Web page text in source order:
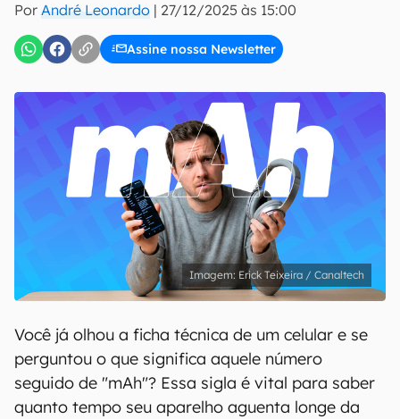
Por André Leonardo | 27/12/2025 às 15:00
Assine nossa Newsletter
inscreva-se
Uso e Política de Privacidade do Canaltech.
Erick Teixeira / Canaltech
Você já olhou a ficha técnica de um celular e se
perguntou o que significa aquele número
seguido de "mAh"? Essa sigla é vital para saber
quanto tempo seu aparelho aguenta longe da